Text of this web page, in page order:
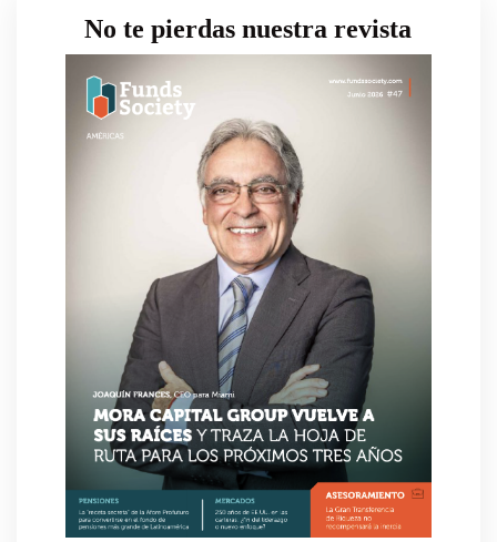
No te pierdas nuestra revista